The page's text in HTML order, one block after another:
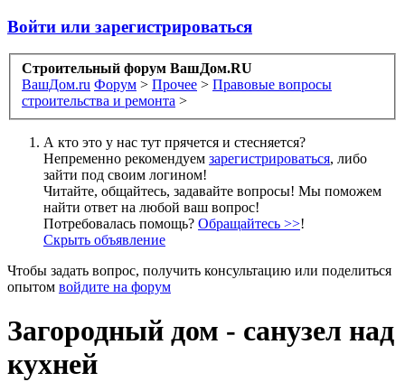
Войти или зарегистрироваться
Строительный форум ВашДом.RU
ВашДом.ru Форум > Прочее > Правовые вопросы
строительства и ремонта >
А кто это у нас тут прячется и стесняется?
Непременно рекомендуем зарегистрироваться, либо
зайти под своим логином!
Читайте, общайтесь, задавайте вопросы! Мы поможем
найти ответ на любой ваш вопрос!
Потребовалась помощь? Обращайтесь >>!
Скрыть объявление
Чтобы задать вопрос, получить консультацию или поделиться
опытом войдите на форум
Загородный дом - санузел над
кухней